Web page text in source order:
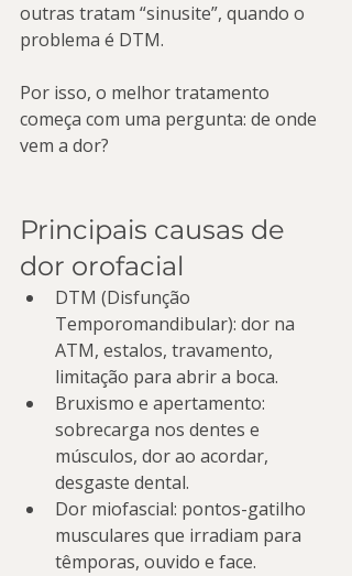
outras tratam “sinusite”, quando o
problema é DTM.
Por isso, o melhor tratamento
começa com uma pergunta: de onde
vem a dor?
Principais causas de
dor orofacial
DTM (Disfunção
Temporomandibular): dor na
ATM, estalos, travamento,
limitação para abrir a boca.
Bruxismo e apertamento:
sobrecarga nos dentes e
músculos, dor ao acordar,
desgaste dental.
Dor miofascial: pontos-gatilho
musculares que irradiam para
têmporas, ouvido e face.